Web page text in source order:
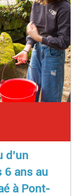
d’un
6 ans au
à Pont-